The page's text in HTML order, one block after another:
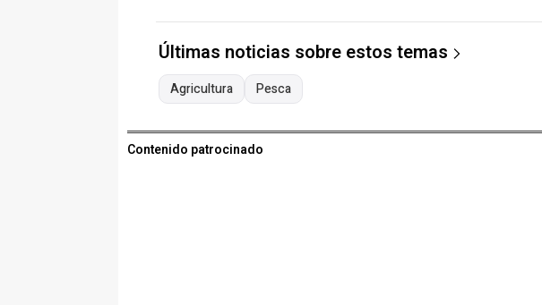
Últimas noticias sobre estos temas
Agricultura Pesca
Contenido patrocinado